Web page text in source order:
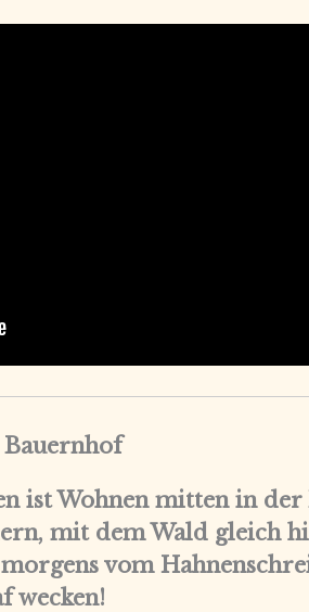
Bauernhof
ist Wohnen mitten in der
mit dem Wald gleich
vom
wecken!